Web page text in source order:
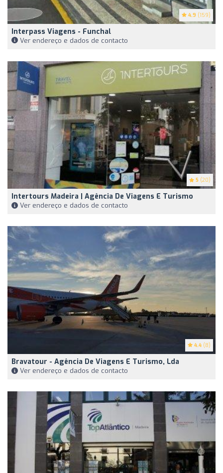
4.9 (159)
Interpass Viagens - Funchal
Ver endereço e dados de contacto
5 (20)
Intertours Madeira | Agência De Viagens E Turismo
Ver endereço e dados de contacto
4.4 (8)
Bravatour - Agência De Viagens E Turismo, Lda
Ver endereço e dados de contacto